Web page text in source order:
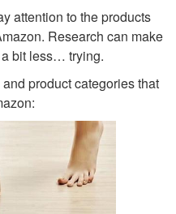
attention to the products
Research can make
a bit less… trying.
product categories that